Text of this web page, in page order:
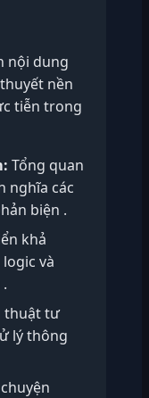
nội dung
nền
tiễn trong
Tổng quan
nghĩa các
biện .
khả
và
thuật tư
lý thông